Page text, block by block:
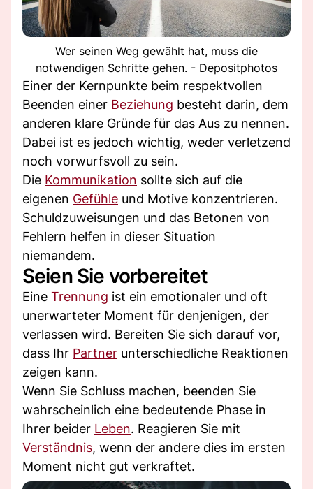
Wer seinen Weg gewählt hat, muss die
notwendigen Schritte gehen. - Depositphotos
Einer der Kernpunkte beim respektvollen
Beenden einer Beziehung besteht darin, dem
anderen klare Gründe für das Aus zu nennen.
Dabei ist es jedoch wichtig, weder verletzend
noch vorwurfsvoll zu sein.
Die Kommunikation sollte sich auf die
eigenen Gefühle und Motive konzentrieren.
Schuldzuweisungen und das Betonen von
Fehlern helfen in dieser Situation
niemandem.
Seien Sie vorbereitet
Eine Trennung ist ein emotionaler und oft
unerwarteter Moment für denjenigen, der
verlassen wird. Bereiten Sie sich darauf vor,
dass Ihr Partner unterschiedliche Reaktionen
zeigen kann.
Wenn Sie Schluss machen, beenden Sie
wahrscheinlich eine bedeutende Phase in
Ihrer beider Leben. Reagieren Sie mit
Verständnis, wenn der andere dies im ersten
Moment nicht gut verkraftet.